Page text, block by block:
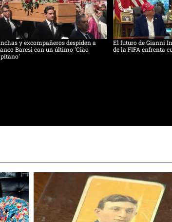
y excompañeros despiden a
Baresi con un último 'Ciao
El futuro de Gianni
de la FIFA enfrenta